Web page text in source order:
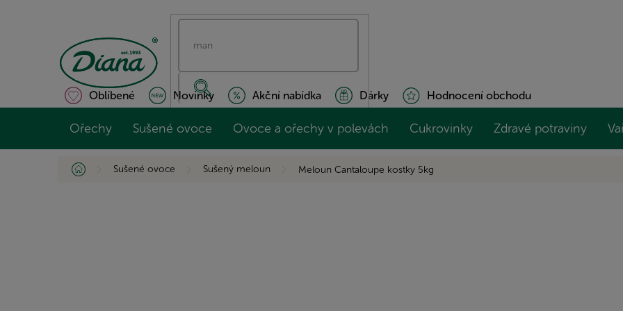
Oblíbené Novinky Akční nabídka Dárky Hodnocení obchodu
Ořechy Sušené ovoce Ovoce a ořechy v polevách Cukrovinky Zdravé potraviny
Domů Sušené ovoce Sušený meloun Meloun Cantaloupe kostky 5kg